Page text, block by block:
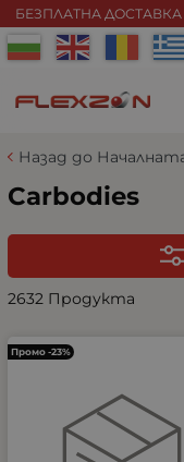
БЕЗПЛАТНА
Назад до
Carbodies
2632 Продукта
Промо -23%